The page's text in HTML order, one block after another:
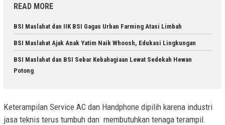
READ MORE
BSI Maslahat dan IIK BSI Gagas Urban Farming Atasi Limbah
BSI Maslahat Ajak Anak Yatim Naik Whoosh, Edukasi Lingkungan
BSI Maslahat dan BSI Sebar Kebahagiaan Lewat Sedekah Hewan
Potong
Keterampilan Service AC dan Handphone dipilih karena industri
jasa teknis terus tumbuh dan membutuhkan tenaga terampil.